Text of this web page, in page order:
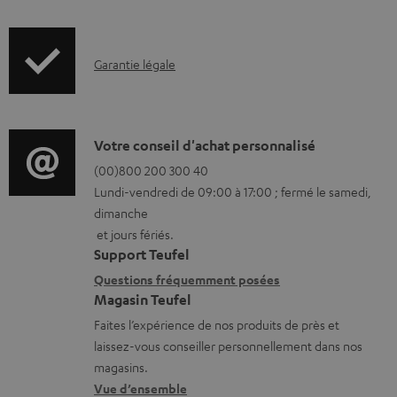
r
t
i
o
n
s
r
e
l
a
t
I
o
r
m
a
t
i
o
n
s
r
Garantie légale
D
é
t
a
i
l
s
c
o
n
Votre conseil d'achat personnalisé
(00)800 200 300 40
Lundi-vendredi de 09:00 à 17:00 ; fermé le samedi,
dimanche
et jours fériés.
Support Teufel
Questions fréquemment posées
Magasin Teufel
Faites l’expérience de nos produits de près et
laissez-vous conseiller personnellement dans nos
magasins.
Vue d’ensemble